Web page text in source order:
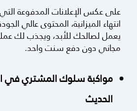
على عكس الإعلانات المدفوعة
انتهاء الميزانية، المحتوى عالي
يعمل لصالحك للأبد، ويجذب لك
مجاني دون دفع سنت واحد.
مواكبة سلوك المشتري في
الحديث